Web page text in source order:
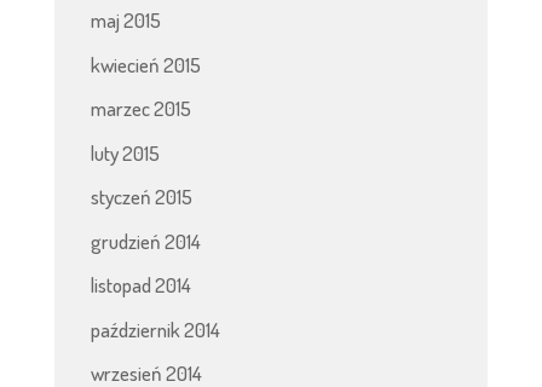
maj 2015
kwiecień 2015
marzec 2015
luty 2015
styczeń 2015
grudzień 2014
listopad 2014
październik 2014
wrzesień 2014